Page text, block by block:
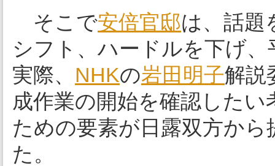
そこで安倍官邸は、話題
シフト、ハードルを下げ
実際、 NHKの岩田明子解説
成作業の開始を確認した
ための要素が日露双方か
た。